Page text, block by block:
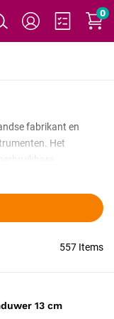
0
fabrikant en
Het
557 Items
13 cm